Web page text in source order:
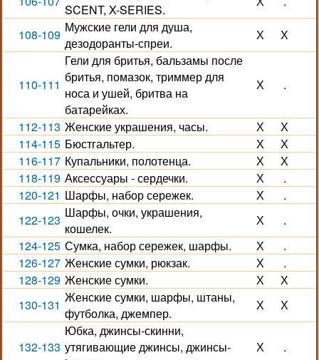
SCENT, X-SERIES.
108-109 Мужские гели для душа,
дезодоранты-спреи.
Х Х
110-111
Гели для бритья, бальзамы после
бритья, помазок, триммер для
носа и ушей, бритва на
батарейках.
Х .
112-113 Женские украшения, часы. Х
Х
114-115 Бюстгальтер. Х
Х
116-117 Купальники, полотенца. Х
Х
118-119 Аксессуары - сердечки. Х
.
120-121 Шарфы, набор сережек. Х
.
122-123 Шарфы, очки, украшения,
кошелек.
Х
.
124-125 Сумка, набор сережек, шарфы. Х
.
126-127 Женские сумки, рюкзак. Х
.
128-129 Женские сумки. Х
Х
130-131 Женские сумки, шарфы, штаны,
футболка, джемпер.
Х Х
132-133
Юбка, джинсы-скинни,
утягивающие джинсы, джинсы-
Х .